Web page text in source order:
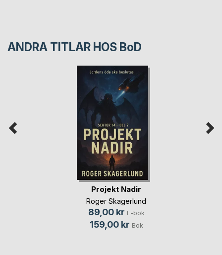
ANDRA TITLAR HOS BoD
Projekt Nadir
Roger Skagerlund
89,00 kr E-bok
159,00 kr Bok